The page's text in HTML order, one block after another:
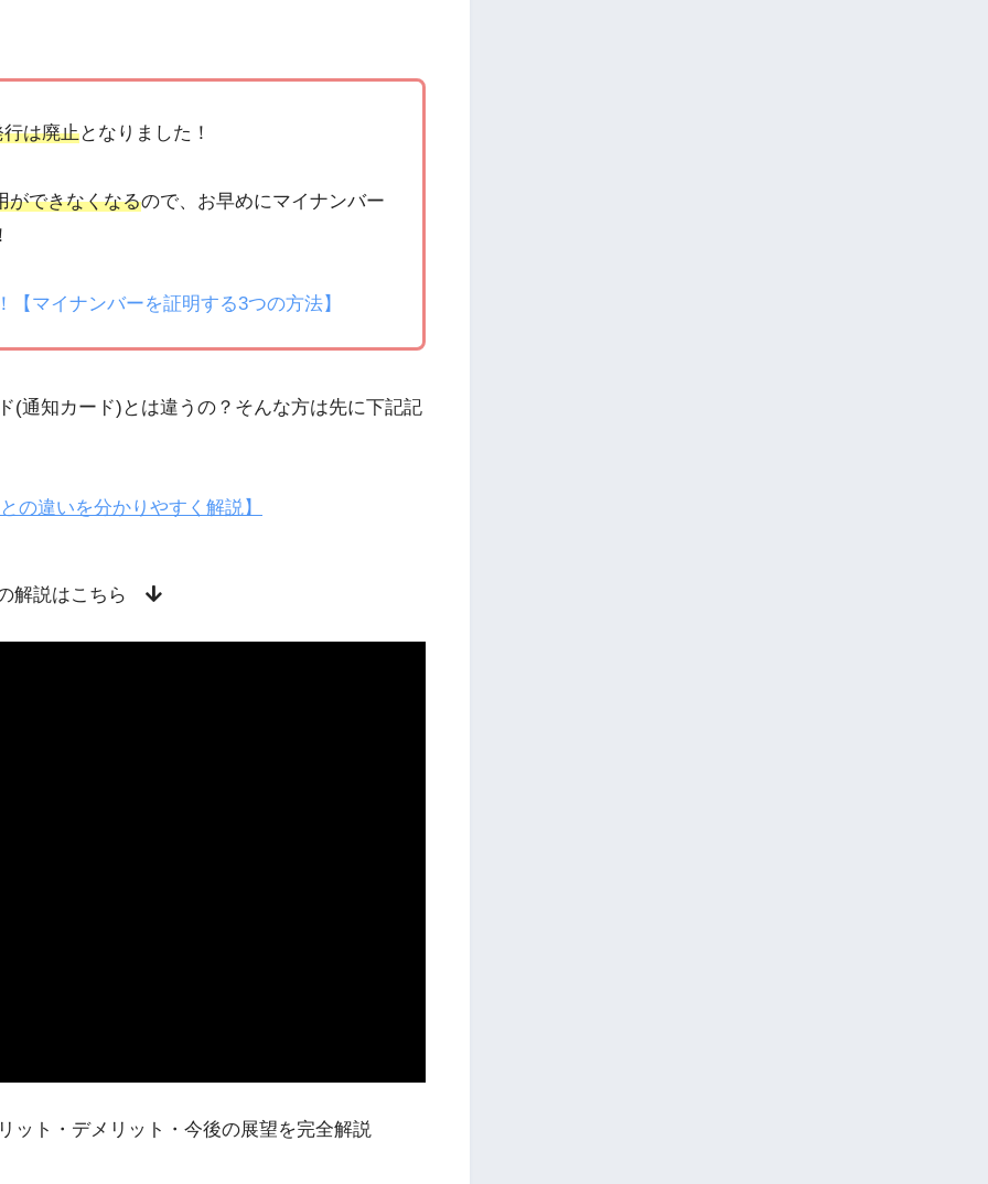
は廃止となりました！
ができなくなるので、お早めにマイナンバー
マイナンバーを証明する3つの方法】
(通知カード)とは違うの？ そんな方は先に下記記
の違いを分かりやすく解説】
解説はこちら
ット・デメリット・今後の展望を完全解説